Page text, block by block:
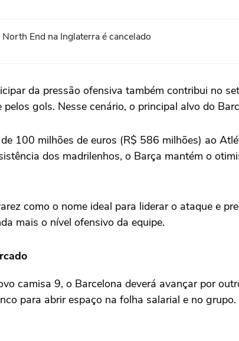
End na Inglaterra é cancelado
da pressão ofensiva também contribui no
gols. Nesse cenário, o principal alvo do
100 milhões de euros (R$ 586 milhões) ao
dos madrilenhos, o Barça mantém o
como o nome ideal para liderar o ataque e
mais o nível ofensivo da equipe.
camisa 9, o Barcelona deverá avançar por
para abrir espaço na folha salarial e no